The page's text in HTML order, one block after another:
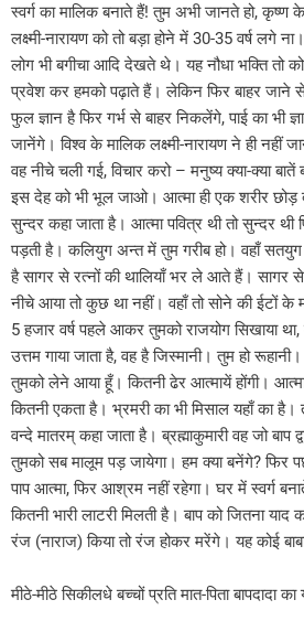
स्वर्ग का मालिक बनाते हैं! तुम अभी जानते हो,
लक्ष्मी-नारायण को तो बड़ा होने में 30-35 वर्ष
लोग भी बगीचा आदि देखते थे। यह नौधा भक्ति तो
प्रवेश कर हमको पढ़ाते हैं। लेकिन फिर बाहर जाने से
फुल ज्ञान है फिर गर्भ से बाहर निकलेंगे, पाई का भी
जानेंगे। विश्व के मालिक लक्ष्मी-नारायण ने ही
वह नीचे चली गई, विचार करो – मनुष्य क्या-क्या
इस देह को भी भूल जाओ। आत्मा ही एक शरीर छोड़
सुन्दर कहा जाता है। आत्मा पवित्र थी तो सुन्दर
पड़ती है। कलियुग अन्त में तुम गरीब हो। वहाँ सतयुग
है सागर से रत्नों की थालियाँ भर ले आते हैं। सागर से
नीचे आया तो कुछ था नहीं। वहाँ तो सोने की ईटों के
5 हजार वर्ष पहले आकर तुमको राजयोग सिखाया
उत्तम गाया जाता है, वह है जिस्मानी। तुम हो
तुमको लेने आया हूँ। कितनी ढेर आत्मायें होंगी।
कितनी एकता है। भ्रमरी का भी मिसाल यहाँ का है।
वन्दे मातरम् कहा जाता है। ब्रह्माकुमारी वह जो
तुमको सब मालूम पड़ जायेगा। हम क्या बनेंगे? फिर
पाप आत्मा, फिर आश्रम नहीं रहेगा। घर में स्वर्ग
कितनी भारी लाटरी मिलती है। बाप को जितना
रंज (नाराज) किया तो रंज होकर मरेंगे। यह कोई
मीठे-मीठे सिकीलधे बच्चों प्रति मात-पिता बापदादा